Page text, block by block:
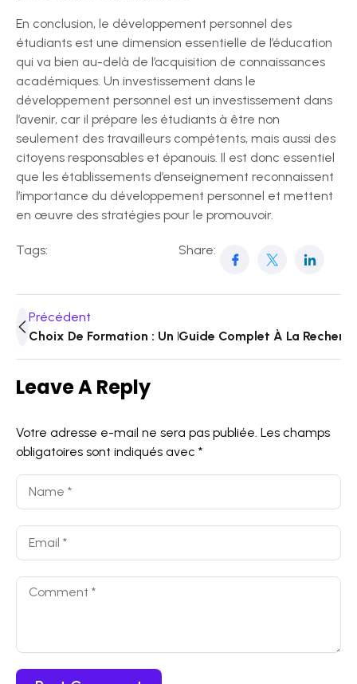
En conclusion, le développement personnel des
étudiants est une dimension essentielle de l’éducation
qui va bien au-delà de l’acquisition de connaissances
académiques. Un investissement dans le
développement personnel est un investissement dans
l’avenir, car il prépare les étudiants à être non
seulement des travailleurs compétents, mais aussi des
citoyens responsables et épanouis. Il est donc essentiel
que les établissements d’enseignement reconnaissent
l’importance du développement personnel et mettent
en œuvre des stratégies pour le promouvoir.
Tags: Share:
Précédent
Choix De Formation : Un Décision Déterminante Pour
Guide Complet À La
Leave A Reply
Votre adresse e-mail ne sera pas publiée. Les champs
obligatoires sont indiqués avec *